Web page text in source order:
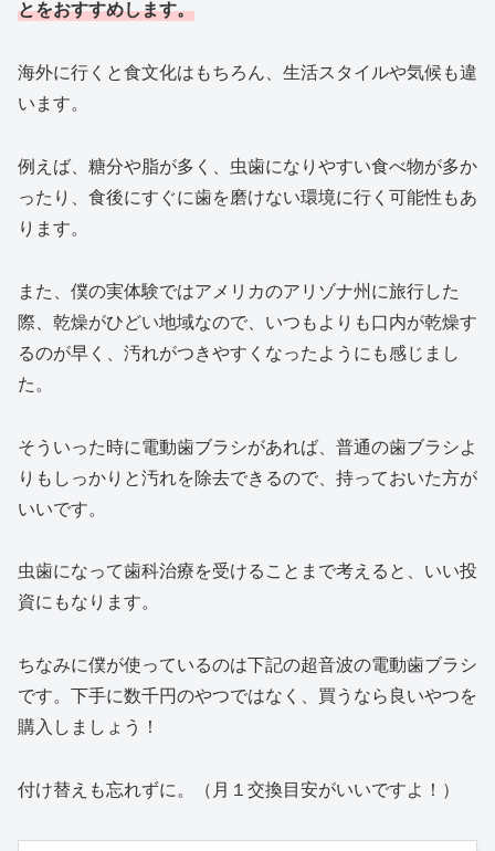
とをおすすめします。
海外に行くと食文化はもちろん、生活スタイルや気候も違
います。
例えば、糖分や脂が多く、虫歯になりやすい食べ物が多か
ったり、食後にすぐに歯を磨けない環境に行く可能性もあ
ります。
また、僕の実体験ではアメリカのアリゾナ州に旅行した
際、乾燥がひどい地域なので、いつもよりも口内が乾燥す
るのが早く、汚れがつきやすくなったようにも感じまし
た。
そういった時に電動歯ブラシがあれば、普通の歯ブラシよ
りもしっかりと汚れを除去できるので、持っておいた方が
いいです。
虫歯になって歯科治療を受けることまで考えると、いい投
資にもなります。
ちなみに僕が使っているのは下記の超音波の電動歯ブラシ
です。下手に数千円のやつではなく、買うなら良いやつを
購入しましょう！
付け替えも忘れずに。（月１交換目安がいいですよ！）